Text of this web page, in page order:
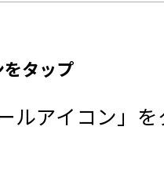
タップ
ルアイコン」